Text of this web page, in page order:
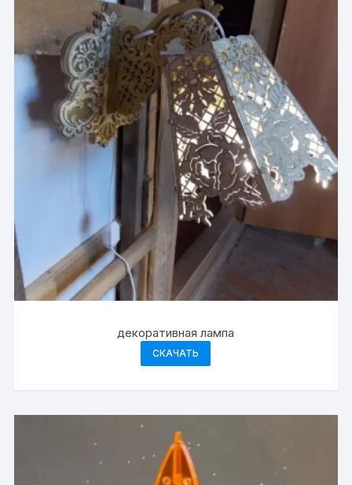
декоративная лампа
СКАЧАТЬ